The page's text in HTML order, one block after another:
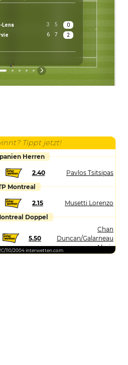
Lena
3 5
0
6 7 2
Tippt jetzt!
Herren
2.40
Pavlos Tsitsipas
Montreal
2.15
Musetti Lorenzo
Doppel
5.50
Chan
Duncan/Galarneau
Alexis
110/2004 interwetten.com